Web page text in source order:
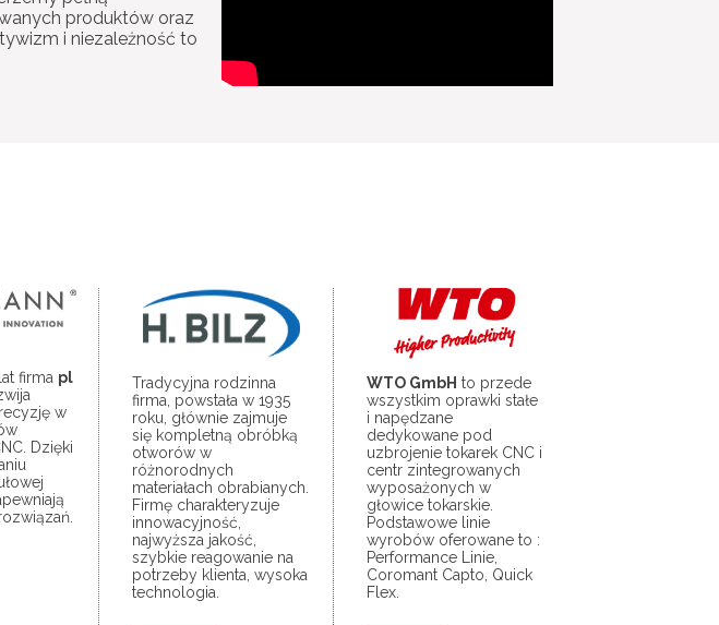
produktów oraz
i niezależność to
firma pl
w
Dzięki
Tradycyjna rodzinna
firma, powstała w 1935
roku, głównie zajmuje
się kompletną obróbką
otworów w
różnorodnych
materiałach obrabianych.
Firmę charakteryzuje
innowacyjność,
najwyższa jakość,
szybkie reagowanie na
potrzeby klienta, wysoka
technologia.
WTO GmbH to przede
wszystkim oprawki stałe
i napędzane
dedykowane pod
uzbrojenie tokarek CNC i
centr zintegrowanych
wyposażonych w
głowice tokarskie.
Podstawowe linie
wyrobów oferowane to :
Performance Linie,
Coromant Capto, Quick
Flex.